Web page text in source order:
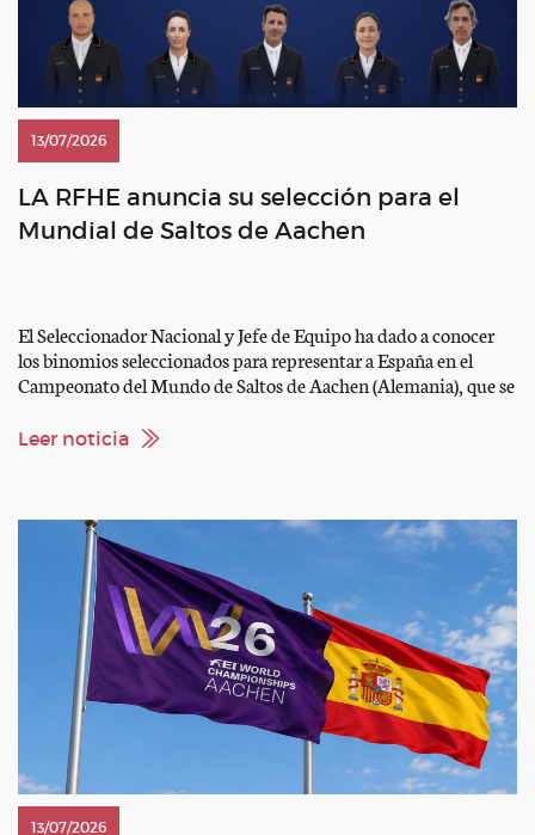
13/07/2026
LA RFHE anuncia su selección para el
Mundial de Saltos de Aachen
El Seleccionador Nacional y Jefe de Equipo ha dado a conocer
los binomios seleccionados para representar a España en el
Campeonato del Mundo de Saltos de Aachen (Alemania), que se
“Filou du Manoire” Pilar Cordón Muro con “Pica Pica Z”
Leer noticia
13/07/2026